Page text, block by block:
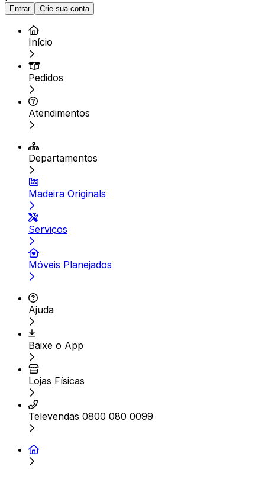
Entrar Crie sua conta
Início
Pedidos
Atendimentos
Departamentos
Madeira Originals
Serviços
Móveis Planejados
Ajuda
Baixe o App
Lojas Físicas
Televendas 0800 080 0099